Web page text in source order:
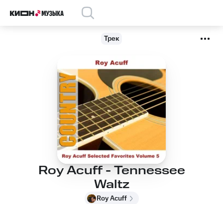
Трек
Roy Acuff - Tennessee
Waltz
Roy Acuff